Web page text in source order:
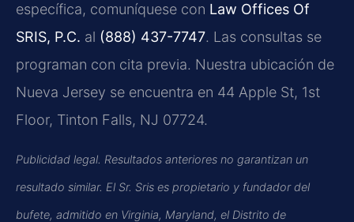
específica, comuníquese con Law Offices Of
SRIS, P.C. al (888) 437-7747. Las consultas se
programan con cita previa. Nuestra ubicación de
Nueva Jersey se encuentra en 44 Apple St, 1st
Floor, Tinton Falls, NJ 07724.
Publicidad legal. Resultados anteriores no garantizan un
resultado similar. El Sr. Sris es propietario y fundador del
bufete, admitido en Virginia, Maryland, el Distrito de